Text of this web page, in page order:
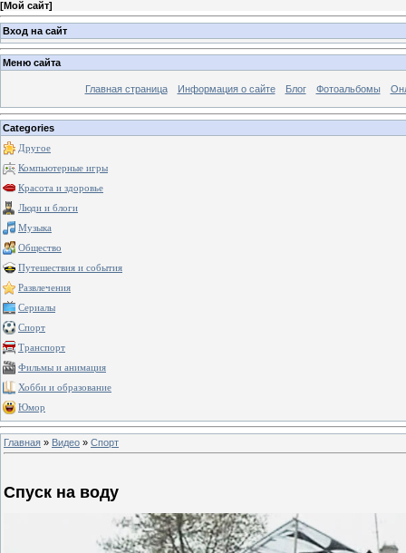
[Мой сайт]
Вход на сайт
Меню сайта
Главная страница Информация о сайте Блог Фотоальбомы
Categories
Другое
Компьютерные игры
Красота и здоровье
Люди и блоги
Музыка
Общество
Путешествия и события
Развлечения
Сериалы
Спорт
Транспорт
Фильмы и анимация
Хобби и образование
Юмор
Главная » Видео » Спорт
Спуск на воду